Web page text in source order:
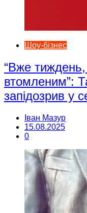
Шоу-бізнес
“Вже
втомленим”:
запідозрив у
Іван Мазур
15.08.2025
0